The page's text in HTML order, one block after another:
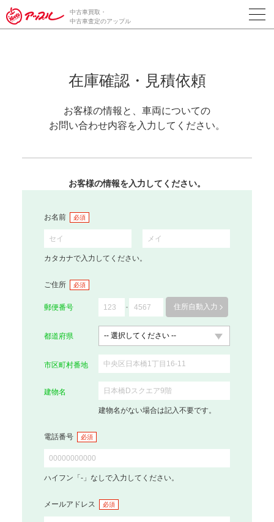
中古車買取・
中古車査定のアップル
在庫確認・見積依頼
お客様の情報と、車両についての
お問い合わせ内容を入力してください。
お客様の情報を入力してください。
お名前 必須
カタカナで入力してください。
ご住所 必須
郵便番号 住所自動入力
都道府県
市区町村番地
建物名
建物名がない場合は記入不要です。
電話番号 必須
ハイフン「-」なしで入力してください。
メールアドレス 必須